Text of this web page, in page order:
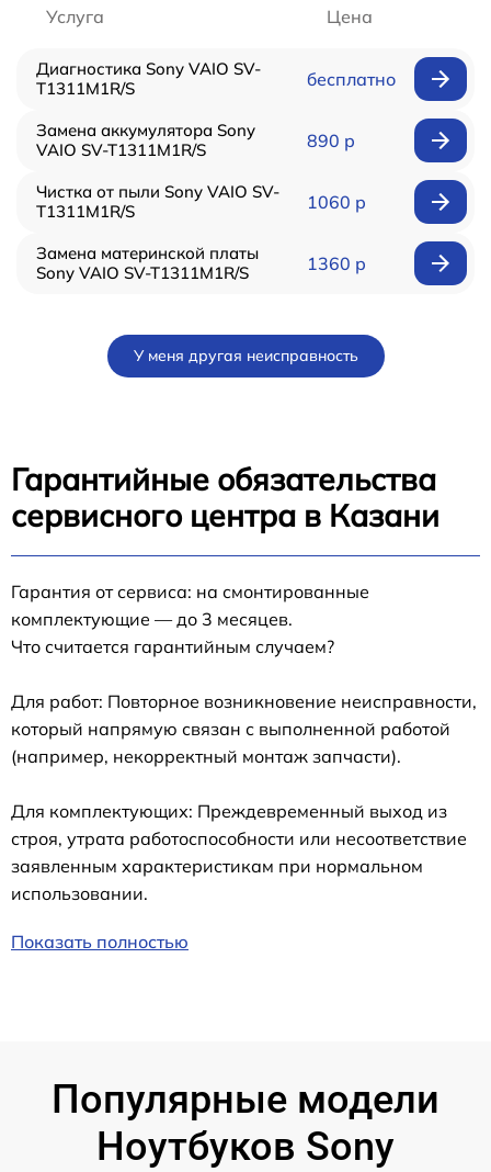
Услуга Цена
Диагностика Sony VAIO SV-
T1311M1R/S
бесплатно
Замена аккумулятора Sony
VAIO SV-T1311M1R/S
890 р
Чистка от пыли Sony VAIO SV-
T1311M1R/S
1060 р
Замена материнской платы
Sony VAIO SV-T1311M1R/S
1360 р
У меня другая неисправность
Гарантийные обязательства
сервисного центра в Казани
Гарантия от сервиса: на смонтированные
комплектующие — до 3 месяцев.
Что считается гарантийным случаем?
Для работ: Повторное возникновение неисправности,
который напрямую связан с выполненной работой
(например, некорректный монтаж запчасти).
Для комплектующих: Преждевременный выход из
строя, утрата работоспособности или несоответствие
заявленным характеристикам при нормальном
использовании.
Показать полностью
Популярные модели
Ноутбуков Sony